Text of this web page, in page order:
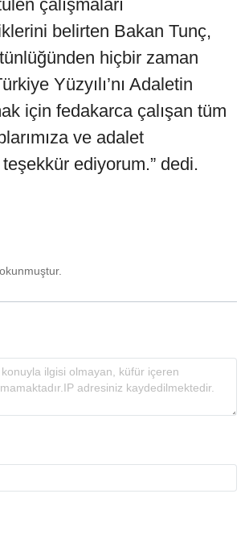
çalışmaları
belirten Bakan Tunç,
hiçbir zaman
Yüzyılı’nı Adaletin
için fedakarca çalışan tüm
ve adalet
teşekkür ediyorum.” dedi.